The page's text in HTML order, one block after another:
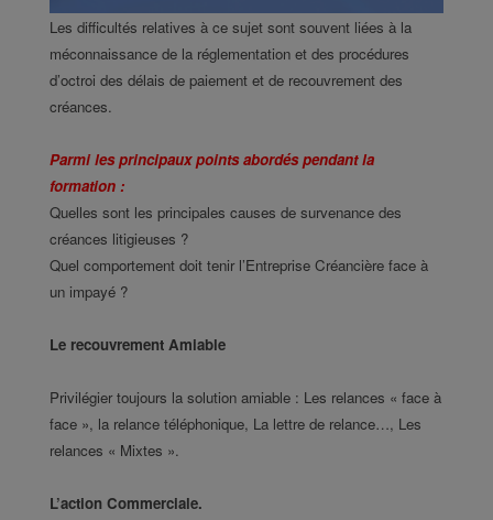
Les difficultés relatives à ce sujet sont souvent liées à la
méconnaissance de la réglementation et des procédures
d’octroi des délais de paiement et de recouvrement des
créances.
Parmi les principaux points abordés pendant la
formation :
Quelles sont les principales causes de survenance des
créances litigieuses ?
Quel comportement doit tenir l’Entreprise Créancière face à
un impayé ?
Le recouvrement Amiable
Privilégier toujours la solution amiable : Les relances « face à
face », la relance téléphonique, La lettre de relance…, Les
relances « Mixtes ».
L’action Commerciale.